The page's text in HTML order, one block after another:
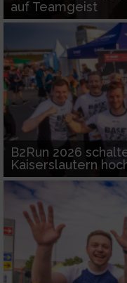
auf Teamgeist
B2Run 2026
Kaiserslautern